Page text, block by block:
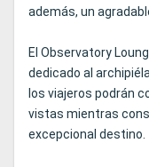
además, un
El Observatory
dedicado al
los viajeros podrán
vistas mientras
excepcional destino.